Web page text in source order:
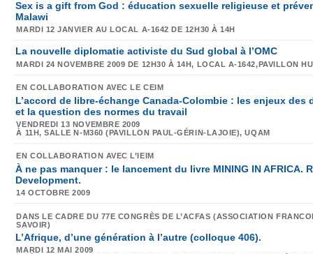
Sex is a gift from God : éducation sexuelle religieuse et
Malawi
MARDI 12 JANVIER AU LOCAL A-1642DE 12H30 À 14H
La nouvelle diplomatie activiste du Sud global à l’OMC
MARDI 24 NOVEMBRE 2009 DE 12H30 À 14H, LOCAL A-1642,PAVILLON
EN COLLABORATION AVEC LE CEIM
L’accord de libre-échange Canada-Colombie : les enjeux des
et la question des normes du travail
VENDREDI 13 NOVEMBRE 2009
À 11H,SALLE N-M360(PAVILLON PAUL-GÉRIN-LAJOIE), UQAM
EN COLLABORATION AVEC L’IEIM
À ne pas manquer : le lancement du livre MINING IN AFRICA.
Development.
14 OCTOBRE 2009
DANS LE CADRE DU 77E CONGRÈS DE L’ACFAS (ASSOCIATION
SAVOIR)
L’Afrique, d’une génération à l’autre (colloque 406).
MARDI 12 MAI 2009